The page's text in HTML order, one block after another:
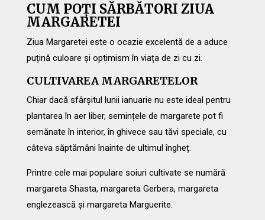
CUM POȚI SĂRBĂTORI ZIUA
MARGARETEI
Ziua Margaretei este o ocazie excelentă de a aduce
puțină culoare și optimism în viața de zi cu zi.
CULTIVAREA MARGARETELOR
Chiar dacă sfârșitul lunii ianuarie nu este ideal pentru
plantarea în aer liber, semințele de margarete pot fi
semănate în interior, în ghivece sau tăvi speciale, cu
câteva săptămâni înainte de ultimul îngheț.
Printre cele mai populare soiuri cultivate se numără
margareta Shasta, margareta Gerbera, margareta
englezească și margareta Marguerite.